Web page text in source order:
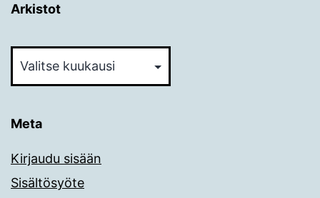
Arkistot
Meta
Kirjaudu sisään
Sisältösyöte